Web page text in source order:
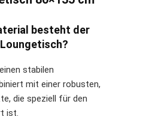
besteht der
stabilen
mit einer robusten,
die speziell für den
ist.